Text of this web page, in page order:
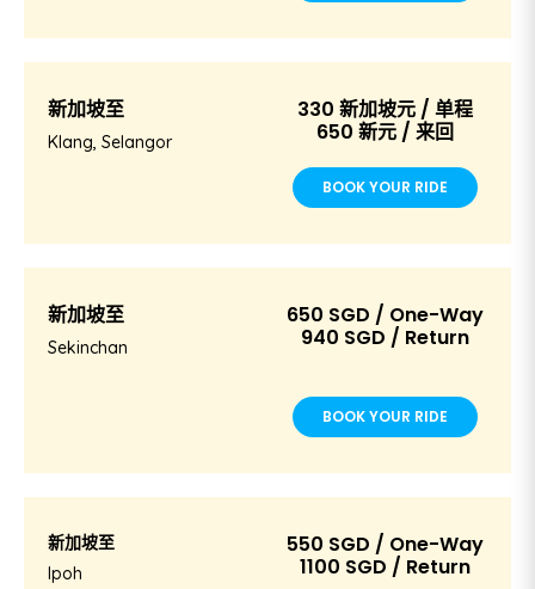
新加坡至
Klang, Selangor
330 新加坡元 / 单程
650 新元 / 来回
BOOK YOUR RIDE
新加坡至
Sekinchan
650 SGD / One-Way
940 SGD / Return
BOOK YOUR RIDE
新加坡至
Ipoh
550 SGD / One-Way
1100 SGD / Return